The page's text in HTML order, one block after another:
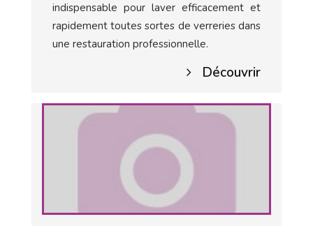
indispensable pour laver efficacement et
rapidement toutes sortes de verreries dans
une restauration professionnelle.
Découvrir